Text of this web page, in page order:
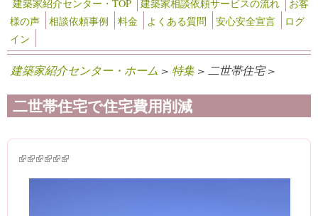
建築家紹介センター・TOP 建築家相談依頼サービスの流れ
お客
様の声
相談依頼事例 料金 よくある質問 安心安全宣言
ログ
イン
建築家紹介センター・ホーム > 特集 > 二世帯住宅 >
二世帯住宅で住宅費用削減
(link is external)
(link is external)
(link is external)
(link is external)
(link is external)
(link is external)